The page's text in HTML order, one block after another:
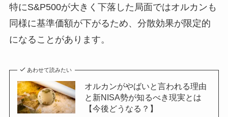
特にS&P500が大きく下落した局面ではオルカンも
同様に基準価額が下がるため、分散効果が限定的
になることがあります。
あわせて読みたい
オルカンがやばいと言われる理由
と新NISA勢が知るべき現実とは
【今後どうなる？】